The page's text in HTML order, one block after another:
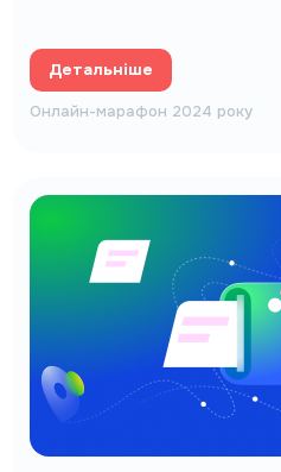
Детальніше
Онлайн-марафон 2024 року